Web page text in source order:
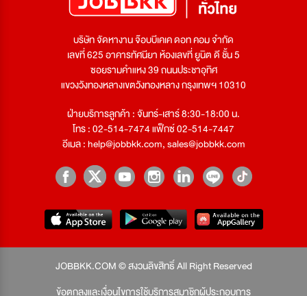
บริษัท จัดหางาน จ๊อบบีเคเค ดอท คอม จำกัด
เลขที่ 625 อาคารทัศนียา ห้องเลขที่ ยูนิต ดี ชั้น 5
ซอยรามคำแหง 39 ถนนประชาอุทิศ
แขวงวังทองหลางเขตวังทองหลาง กรุงเทพฯ 10310
ฝ่ายบริการลูกค้า : จันทร์-เสาร์ 8:30-18:00 น.
โทร : 02-514-7474 แฟ็กซ์ 02-514-7447
อีเมล :help@jobbkk.com,sales@jobbkk.com
JOBBKK.COM © สงวนลิขสิทธิ์ All Right Reserved
ข้อตกลงและเงื่อนไขการใช้บริการสมาชิกผู้ประกอบการ